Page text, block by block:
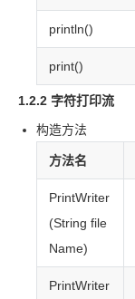
println()
print()
1.2.2 字符打印流
构造方法
方法名
PrintWriter
(String file
Name)
PrintWriter